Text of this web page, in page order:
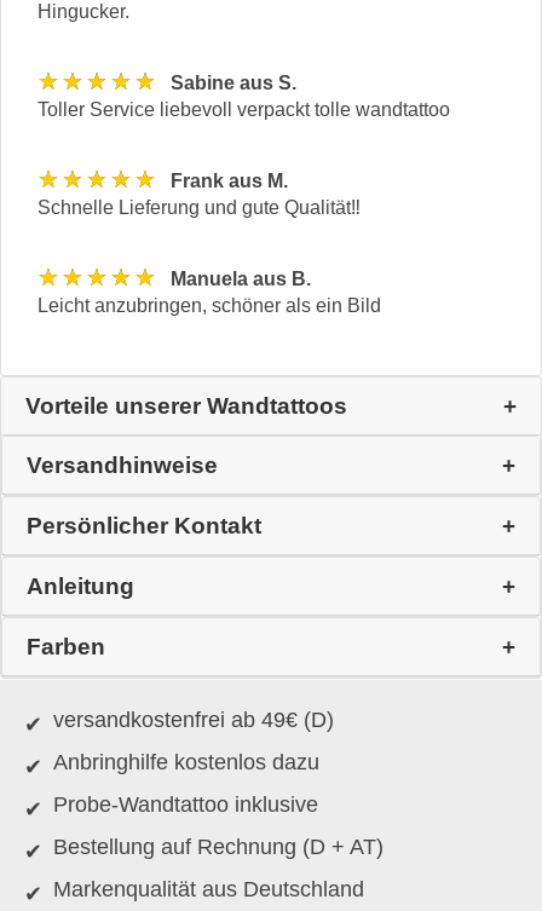
Hingucker.
★★★★★
Sabine aus S.
Toller Service liebevoll verpackt tolle wandtattoo
★★★★★
Frank aus M.
Schnelle Lieferung und gute Qualität‼️
★★★★★
Manuela aus B.
Leicht anzubringen, schöner als ein Bild
Vorteile unserer Wandtattoos
Versandhinweise
Persönlicher Kontakt
Anleitung
Farben
versandkostenfrei ab 49€ (D)
Anbringhilfe kostenlos dazu
Probe-Wandtattoo inklusive
Bestellung auf Rechnung (D + AT)
Markenqualität aus Deutschland